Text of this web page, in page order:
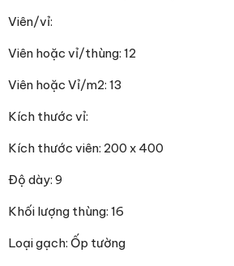
Viên/vỉ:
Viên hoặc vỉ/thùng: 12
Viên hoặc Vỉ/m2: 13
Kích thước vỉ:
Kích thước viên: 200 x 400
Độ dày: 9
Khối lượng thùng: 16
Loại gạch: Ốp tường